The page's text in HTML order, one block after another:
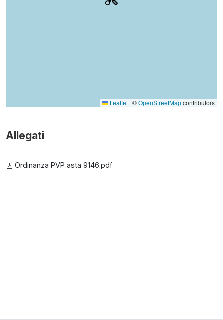
Leaflet | ©OpenStreetMapcontributors
Allegati
Ordinanza PVP asta 9146.pdf